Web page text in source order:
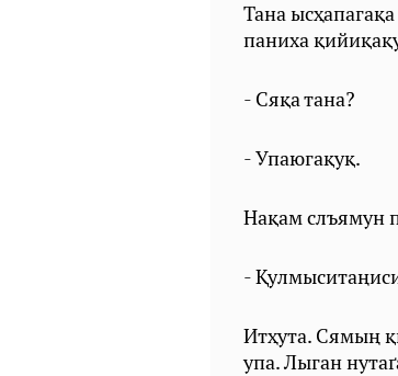
Тана
паниха
- Сяқа тана?
- Упаюгақуқ.
Нақам слъямун
-
Итҳута. Сямың
упа. Лыган